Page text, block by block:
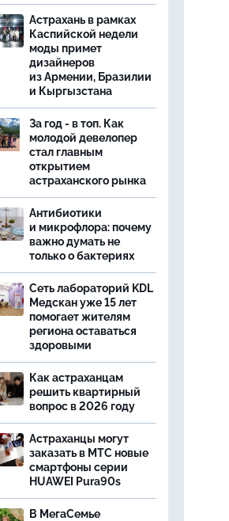
Астрахань в рамках
Каспийской недели
моды примет
дизайнеров
из Армении, Бразилии
и Кыргызстана
За год - в топ. Как
молодой девелопер
стал главным
открытием
астраханского рынка
Антибиотики
и микрофлора: почему
важно думать не
только о бактериях
Сеть лабораторий KDL
Медскан уже 15 лет
помогает жителям
региона оставаться
здоровыми
Как астраханцам
решить квартирный
вопрос в 2026 году
Астраханцы могут
заказать в МТС новые
смартфоны серии
HUAWEI Pura90s
В МегаСемье